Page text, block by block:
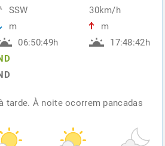
SSW
m
06:50:49h
30km/h
m
17:48:42h
tarde. À noite ocorrem pancadas